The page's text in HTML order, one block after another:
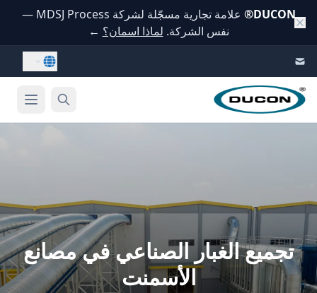
DUCON
®
علامة تجارية مسجّلة لشركة MDSJ Process —
نفس الشركة. لماذا اسمان؟ ←
تجميع الغبار الصناعي في مصانع
الأسمنت